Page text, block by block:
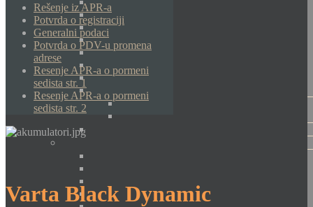
Rešenje iz APR-a
Potvrda o registraciji
Generalni podaci
Potvrda o PDV-u promena
adrese
Resenje APR-a o pormeni
sedista str. 1
Resenje APR-a o pormeni
sedista str. 2
Varta Black Dynamic